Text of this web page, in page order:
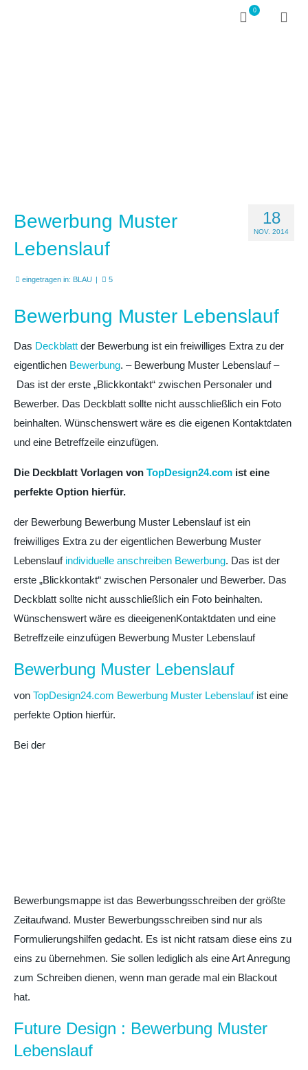
0
18
NOV. 2014
Bewerbung Muster
Lebenslauf
eingetragen in: BLAU 5
Bewerbung Muster Lebenslauf
Das Deckblatt der Bewerbung ist ein freiwilliges Extra zu der
eigentlichen Bewerbung. – Bewerbung Muster Lebenslauf –
Das ist der erste „Blickkontakt“ zwischen Personaler und
Bewerber. Das Deckblatt sollte nicht ausschließlich ein Foto
beinhalten. Wünschenswert wäre es die eigenen Kontaktdaten
und eine Betreffzeile einzufügen.
Die Deckblatt Vorlagen von TopDesign24.com ist eine
perfekte Option hierfür.
der Bewerbung Bewerbung Muster Lebenslauf ist ein
freiwilliges Extra zu der eigentlichen Bewerbung Muster
Lebenslauf individuelle anschreiben Bewerbung. Das ist der
erste „Blickkontakt“ zwischen Personaler und Bewerber. Das
Deckblatt sollte nicht ausschließlich ein Foto beinhalten.
Wünschenswert wäre es dieeigenenKontaktdaten und eine
Betreffzeile einzufügen Bewerbung Muster Lebenslauf
Bewerbung Muster Lebenslauf
von TopDesign24.com Bewerbung Muster Lebenslauf ist eine
perfekte Option hierfür.
Bei der
Bewerbungsmappe ist das Bewerbungsschreiben der größte
Zeitaufwand. Muster Bewerbungsschreiben sind nur als
Formulierungshilfen gedacht. Es ist nicht ratsam diese eins zu
eins zu übernehmen. Sie sollen lediglich als eine Art Anregung
zum Schreiben dienen, wenn man gerade mal ein Blackout
hat.
Future Design : Bewerbung Muster
Lebenslauf